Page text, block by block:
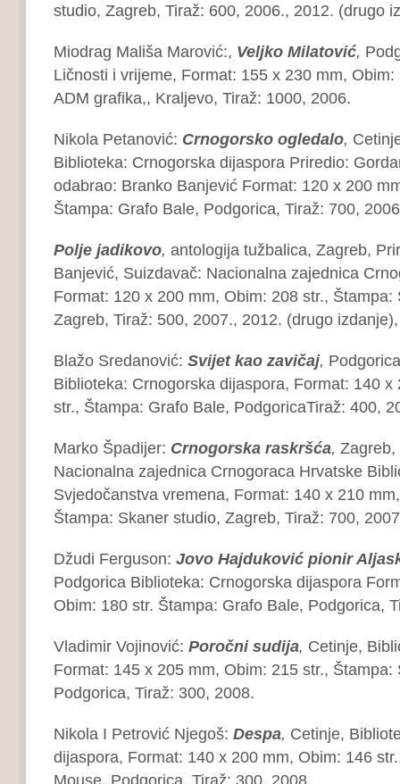
studio, Zagreb, Tiraž: 600, 2006., 2012. (drugo
Miodrag Mališa Marović:, Veljko Milatović,
Ličnosti i vrijeme, Format: 155 x 230 mm, Obim:
ADM grafika,, Kraljevo, Tiraž: 1000, 2006.
Nikola Petanović: Crnogorsko ogledalo,
Biblioteka: Crnogorska dijaspora Priredio:
odabrao: Branko Banjević Format: 120 x 200
Štampa: Grafo Bale, Podgorica, Tiraž: 700,
Polje jadikovo, antologija tužbalica, Zagreb,
Banjević, Suizdavač: Nacionalna zajednica
Format: 120 x 200 mm, Obim: 208 str., Štampa:
Zagreb, Tiraž: 500, 2007., 2012. (drugo izdanje),
Blažo Sredanović: Svijet kao zavičaj,
Biblioteka: Crnogorska dijaspora, Format: 140 x
str., Štampa: Grafo Bale, PodgoricaTiraž: 400,
Marko Špadijer: Crnogorska raskršća, Zagreb,
Nacionalna zajednica Crnogoraca Hrvatske
Svjedočanstva vremena, Format: 140 x 210
Štampa: Skaner studio, Zagreb, Tiraž: 700,
Džudi Ferguson: Jovo Hajduković pionir
Podgorica Biblioteka: Crnogorska dijaspora
Obim: 180 str. Štampa: Grafo Bale, Podgorica,
Vladimir Vojinović: Poročni sudija, Cetinje,
Format: 145 x 205 mm, Obim: 215 str., Štampa:
Podgorica, Tiraž: 300, 2008.
Nikola I Petrović Njegoš: Despa, Cetinje,
dijaspora, Format: 140 x 200 mm, Obim: 146
Mouse, Podgorica, Tiraž: 300, 2008.